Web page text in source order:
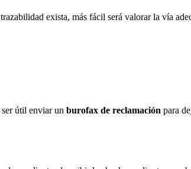
exista, más fácil será valorar la vía
útil enviar un burofax de reclamación para